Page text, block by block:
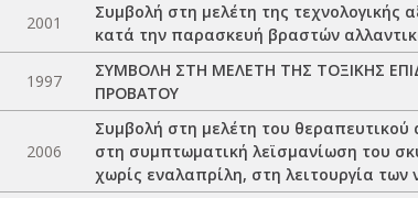
2001
Συμβολή στη μελέτη της τεχνολογικής
κατά την παρασκευή βραστών
1997
ΣΥΜΒΟΛΗ ΣΤΗ ΜΕΛΕΤΗ ΤΗΣ ΤΟΞΙΚΗΣ
ΠΡΟΒΑΤΟΥ
2006
Συμβολή στη μελέτη του
στη συμπτωματική λεϊσμανίωση του
χωρίς εναλαπρίλη, στη λειτουργία των